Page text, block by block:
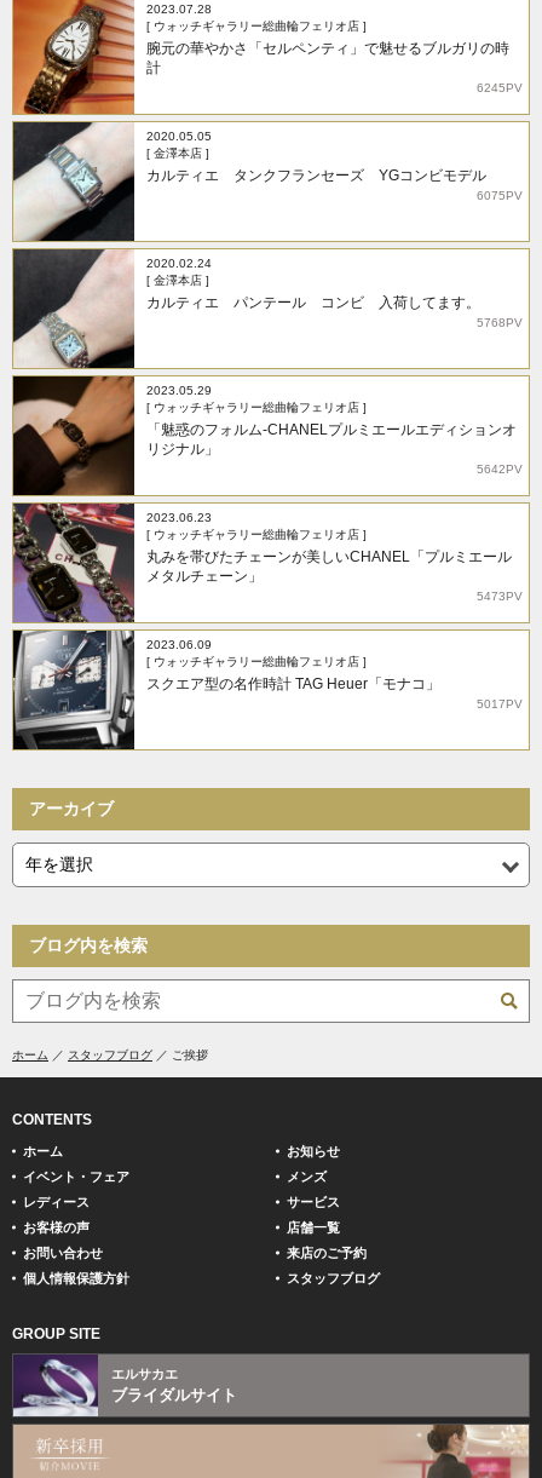
2023.07.28
[ ウォッチギャラリー総曲輪フェリオ店 ]
腕元の華やかさ「セルペンティ」で魅せるブルガリの時
計
6245PV
2020.05.05
[ 金澤本店 ]
カルティエ タンクフランセーズ YGコンビモデル
6075PV
2020.02.24
[ 金澤本店 ]
カルティエ パンテール コンビ 入荷してます。
5768PV
2023.05.29
[ ウォッチギャラリー総曲輪フェリオ店 ]
「魅惑のフォルム-CHANELプルミエールエディションオ
リジナル」
5642PV
2023.06.23
[ ウォッチギャラリー総曲輪フェリオ店 ]
丸みを帯びたチェーンが美しいCHANEL「プルミエール
メタルチェーン」
5473PV
2023.06.09
[ ウォッチギャラリー総曲輪フェリオ店 ]
スクエア型の名作時計 TAG Heuer「モナコ」
5017PV
アーカイブ
ブログ内を検索
ホーム スタッフブログ ご挨拶
CONTENTS
ホーム
お知らせ
イベント・フェア
メンズ
レディース
サービス
お客様の声
店舗一覧
お問い合わせ
来店のご予約
個人情報保護方針
スタッフブログ
GROUP SITE
エルサカエ
ブライダルサイト